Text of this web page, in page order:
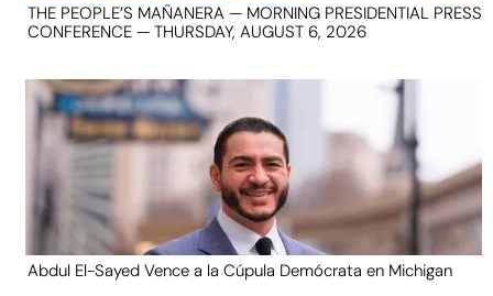
THE PEOPLE’S MAÑANERA — MORNING PRESIDENTIAL PRESS
CONFERENCE — THURSDAY, AUGUST 6, 2026
Abdul El-Sayed Vence a la Cúpula Demócrata en Michigan